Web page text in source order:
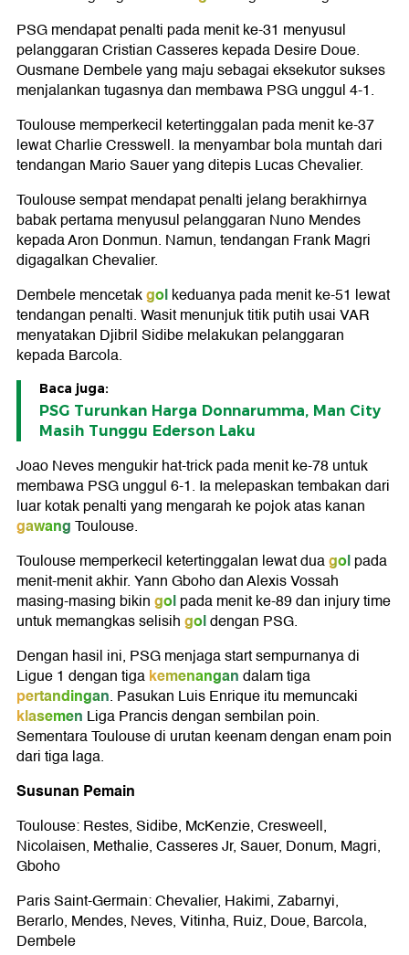
PSG mendapat penalti pada menit ke-31 menyusul
pelanggaran Cristian Casseres kepada Desire Doue.
Ousmane Dembele yang maju sebagai eksekutor sukses
menjalankan tugasnya dan membawa PSG unggul 4-1.
Toulouse memperkecil ketertinggalan pada menit ke-37
lewat Charlie Cresswell. Ia menyambar bola muntah dari
tendangan Mario Sauer yang ditepis Lucas Chevalier.
Toulouse sempat mendapat penalti jelang berakhirnya
babak pertama menyusul pelanggaran Nuno Mendes
kepada Aron Donmun. Namun, tendangan Frank Magri
digagalkan Chevalier.
Dembele mencetakgolkeduanya pada menit ke-51 lewat
tendangan penalti. Wasit menunjuk titik putih usai VAR
menyatakan Djibril Sidibe melakukan pelanggaran
kepada Barcola.
Baca juga:
PSG Turunkan Harga Donnarumma, Man City
Masih Tunggu Ederson Laku
Joao Neves mengukir hat-trick pada menit ke-78 untuk
membawa PSG unggul 6-1. Ia melepaskan tembakan dari
luar kotak penalti yang mengarah ke pojok atas kanan
gawangToulouse.
Toulouse memperkecil ketertinggalan lewat duagolpada
menit-menit akhir. Yann Gboho dan Alexis Vossah
masing-masing bikingolpada menit ke-89 dan injury time
untuk memangkas selisihgoldengan PSG.
Dengan hasil ini, PSG menjaga start sempurnanya di
Ligue 1 dengan tigakemenangandalam tiga
pertandingan. Pasukan Luis Enrique itu memuncaki
klasemen Liga Prancis dengan sembilan poin.
Sementara Toulouse di urutan keenam dengan enam poin
dari tiga laga.
Susunan Pemain
Toulouse: Restes, Sidibe, McKenzie, Cresweell,
Nicolaisen, Methalie, Casseres Jr, Sauer, Donum, Magri,
Gboho
Paris Saint-Germain: Chevalier, Hakimi, Zabarnyi,
Berarlo, Mendes, Neves, Vitinha, Ruiz, Doue, Barcola,
Dembele